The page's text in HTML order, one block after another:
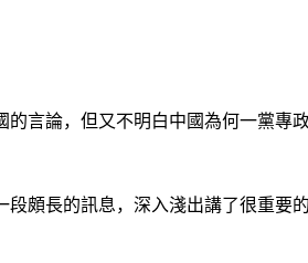
言論，但又不明白中國為何一黨專
段頗長的訊息，深入淺出講了很重要